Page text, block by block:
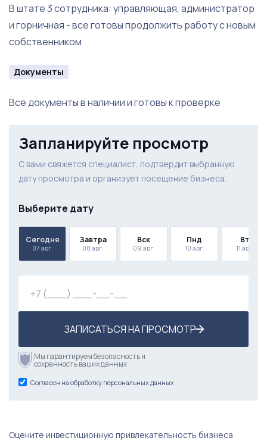
В штате 3 сотрудника: управляющая, администратор
и горничная - все готовы продолжить работу с новым
собственником
Документы
Все документы в наличии и готовы к проверке
Запланируйте просмотр
С вами свяжется специалист, подтвердит выбранную
дату просмотра и организует посещение бизнеса.
Выберите дату
Сегодня
07 авг.
Завтра
08 авг.
Вск
09 авг.
Пнд
10 авг.
Вт
11 авг.
ЗАПИСАТЬСЯ НА ПРОСМОТР
Мы гарантируем безопасность и
сохранность ваших данных
Согласен на обработку персональных данных
Оцените инвестиционную привлекательность бизнеса